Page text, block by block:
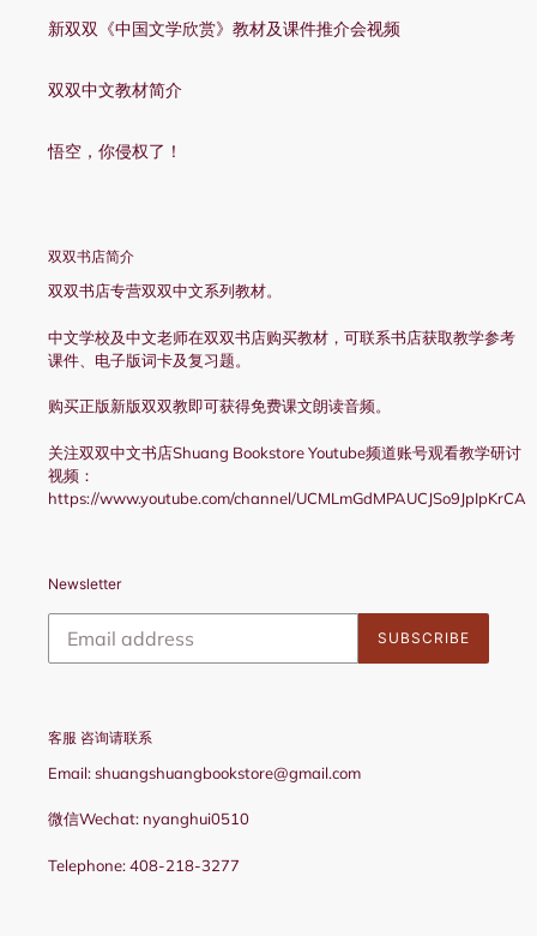
新双双《中国文学欣赏》教材及课件推介会视频
双双中文教材简介
悟空，你侵权了！
双双书店简介
双双书店专营双双中文系列教材。
中文学校及中文老师在双双书店购买教材，可联系书店获取教学参考
课件、电子版词卡及复习题。
购买正版新版双双教即可获得免费课文朗读音频。
关注双双中文书店Shuang Bookstore Youtube频道账号观看教学研讨
视频：
https://www.youtube.com/channel/UCMLmGdMPAUCJSo9JpIpKrCA
Newsletter
SUBSCRIBE
客服 咨询请联系
Email: shuangshuangbookstore@gmail.com
微信Wechat: nyanghui0510
Telephone: 408-218-3277